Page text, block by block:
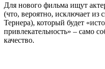
Для нового фильма ищут
(что, вероятно, исключает
Тернера), который будет
привлекательность» – само
качество.